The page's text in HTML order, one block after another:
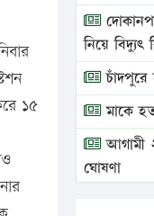
১৫
নিয়ে বিদ্যুৎ
চাঁদপুরে
মাকে
আগামী
ঘোষণা